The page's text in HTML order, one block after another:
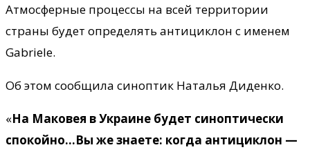
Атмосферные процессы на всей территории
страны будет определять антициклон с именем
Gabriele.
Об этом сообщила синоптик Наталья Диденко.
«На Маковея в Украине будет синоптически
спокойно…Вы же знаете: когда антициклон —